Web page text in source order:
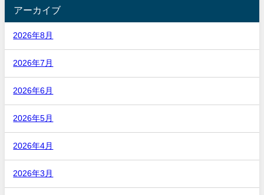
アーカイブ
2026年8月
2026年7月
2026年6月
2026年5月
2026年4月
2026年3月